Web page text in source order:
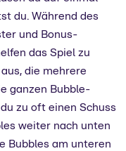
du. Während des
und Bonus-
das Spiel zu
die mehrere
ganzen Bubble-
zu oft einen Schuss
weiter nach unten
Bubbles am unteren